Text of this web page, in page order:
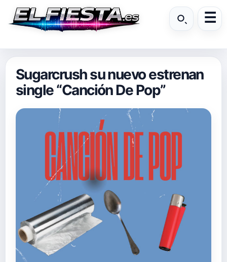
Sugarcrush su nuevo estrenan
single “Canción De Pop”